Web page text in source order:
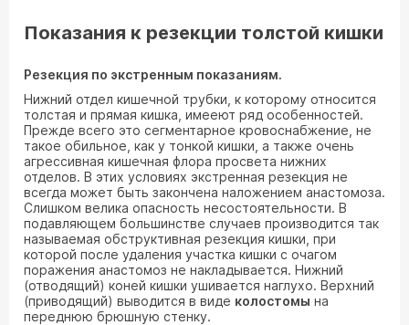
Показания к резекции толстой кишки
Резекция по экстренным показаниям.
Нижний отдел кишечной трубки, к которому относится
толстая и прямая кишка, имееют ряд особенностей.
Прежде всего это сегментарное кровоснабжение, не
такое обильное, как у тонкой кишки, а также очень
агрессивная кишечная флора просвета нижних
отделов. В этих условиях экстренная резекция не
всегда может быть закончена наложением анастомоза.
Слишком велика опасность несостоятельности. В
подавляющем большинстве случаев производится так
называемая обструктивная резекция кишки, при
которой после удаления участка кишки с очагом
поражения анастомоз не накладывается. Нижний
(отводящий) коней кишки ушивается наглухо. Верхний
(приводящий) выводится в виде колостомы на
переднюю брюшную стенку.